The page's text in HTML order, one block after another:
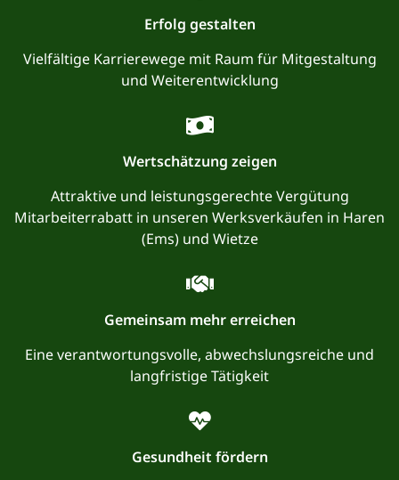
Erfolg gestalten
Vielfältige Karrierewege mit Raum für Mitgestaltung
und Weiterentwicklung
Wertschätzung zeigen
Attraktive und leistungsgerechte Vergütung
Mitarbeiterrabatt in unseren Werksverkäufen in Haren
(Ems) und Wietze
Gemeinsam mehr erreichen
Eine verantwortungsvolle, abwechslungsreiche und
langfristige Tätigkeit
Gesundheit fördern